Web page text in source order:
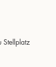
Stellplatz